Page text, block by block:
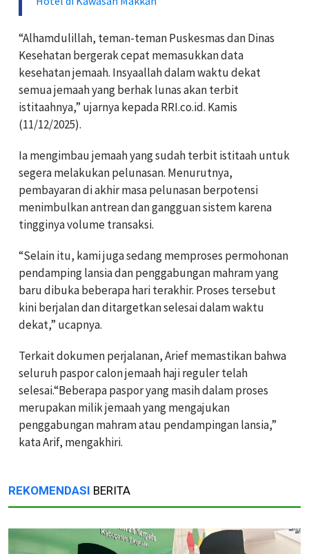
“Alhamdulillah, teman-teman Puskesmas dan Dinas
Kesehatan bergerak cepat memasukkan data
kesehatan jemaah. Insyaallah dalam waktu dekat
semua jemaah yang berhak lunas akan terbit
istitaahnya,” ujarnya kepada RRI.co.id. Kamis
(11/12/2025).
Ia mengimbau jemaah yang sudah terbit istitaah untuk
segera melakukan pelunasan. Menurutnya,
pembayaran di akhir masa pelunasan berpotensi
menimbulkan antrean dan gangguan sistem karena
tingginya volume transaksi.
“Selain itu, kami juga sedang memproses permohonan
pendamping lansia dan penggabungan mahram yang
baru dibuka beberapa hari terakhir. Proses tersebut
kini berjalan dan ditargetkan selesai dalam waktu
dekat,” ucapnya.
Terkait dokumen perjalanan, Arief memastikan bahwa
seluruh paspor calon jemaah haji reguler telah
selesai.“Beberapa paspor yang masih dalam proses
merupakan milik jemaah yang mengajukan
penggabungan mahram atau pendampingan lansia,”
kata Arif, mengakhiri.
REKOMENDASI BERITA